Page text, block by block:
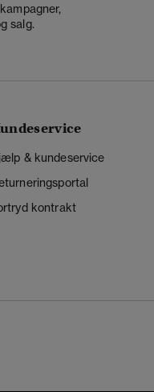
salg.
& kundeservice
kontrakt